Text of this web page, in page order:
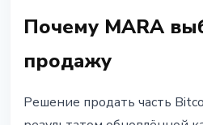
Почему MARA
продажу
Решение продать часть